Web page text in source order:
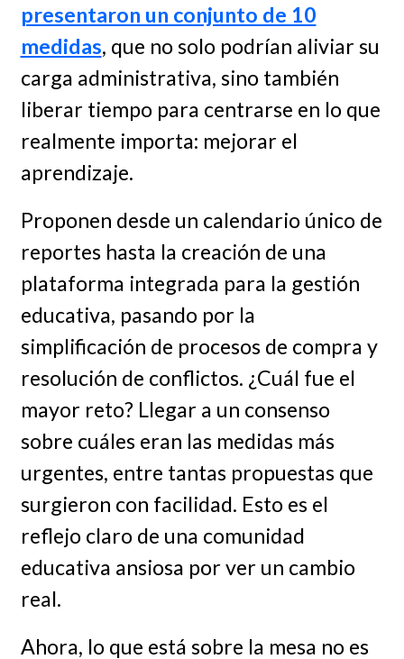
presentaron un conjunto de 10
medidas, que no solo podrían aliviar su
carga administrativa, sino también
liberar tiempo para centrarse en lo que
realmente importa: mejorar el
aprendizaje.
Proponen desde un calendario único de
reportes hasta la creación de una
plataforma integrada para la gestión
educativa, pasando por la
simplificación de procesos de compra y
resolución de conflictos. ¿Cuál fue el
mayor reto? Llegar a un consenso
sobre cuáles eran las medidas más
urgentes, entre tantas propuestas que
surgieron con facilidad. Esto es el
reflejo claro de una comunidad
educativa ansiosa por ver un cambio
real.
Ahora, lo que está sobre la mesa no es